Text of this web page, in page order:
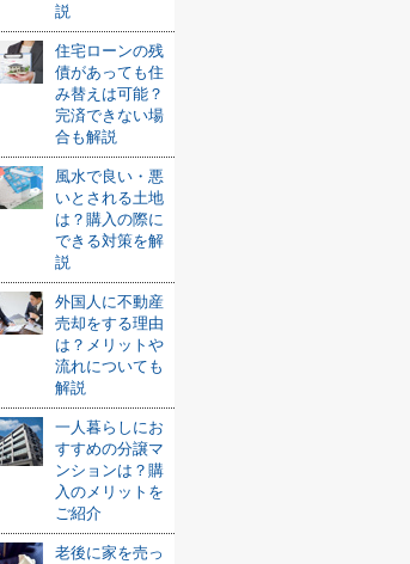
説
住宅ローンの残
債があっても住
み替えは可能？
完済できない場
合も解説
風水で良い・悪
いとされる土地
は？購入の際に
できる対策を解
説
外国人に不動産
売却をする理由
は？メリットや
流れについても
解説
一人暮らしにお
すすめの分譲マ
ンションは？購
入のメリットを
ご紹介
老後に家を売っ